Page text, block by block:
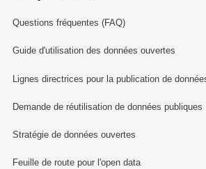
Questions fréquentes (FAQ)
Guide d'utilisation des données ouvertes
Lignes directrices pour la publication de
Demande de réutilisation de données publiques
Stratégie de données ouvertes
Feuille de route pour l'open data